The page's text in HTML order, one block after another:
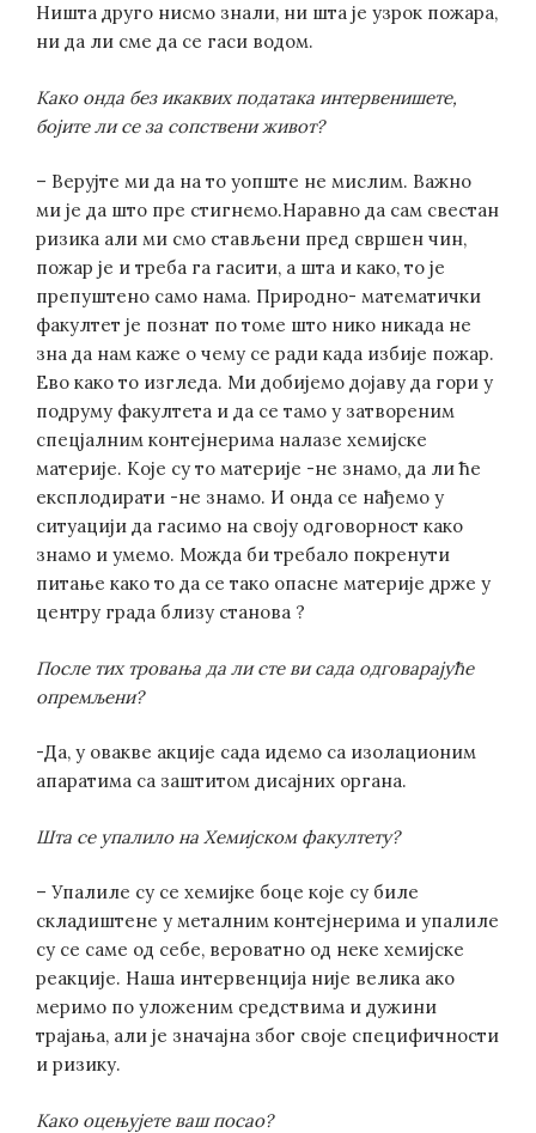
Ништа друго нисмо знали, ни шта је узрок пожара,
ни да ли сме да се гаси водом.
Како онда без икаквих података интервенишете,
бојите ли се за сопствени живот?
– Верујте ми да на то уопште не мислим. Важно
ми је да што пре стигнемо.Наравно да сам свестан
ризика али ми смо стављени пред свршен чин,
пожар је и треба га гасити, а шта и како, то је
препуштено само нама. Природно- математички
факултет је познат по томе што нико никада не
зна да нам каже о чему се ради када избије пожар.
Ево како то изгледа. Ми добијемо дојаву да гори у
подруму факултета и да се тамо у затвореним
спецјалним контејнерима налазе хемијске
материје. Које су то материје -не знамо, да ли ће
експлодирати -не знамо. И онда се нађемо у
ситуацији да гасимо на своју одговорност како
знамо и умемо. Можда би требало покренути
питање како то да се тако опасне материје држе у
центру града близу станова ?
После тих тровања да ли сте ви сада одговарајуће
опремљени?
-Да, у овакве акције сада идемо са изолационим
апаратима са заштитом дисајних органа.
Шта се упалило на Хемијском факултету?
– Упалиле су се хемијке боце које су биле
складиштене у металним контејнерима и упалиле
су се саме од себе, вероватно од неке хемијске
реакције. Наша интервенција није велика ако
меримо по уложеним средствима и дужини
трајања, али је значајна због своје специфичности
и ризику.
Како оцењујете ваш посао?